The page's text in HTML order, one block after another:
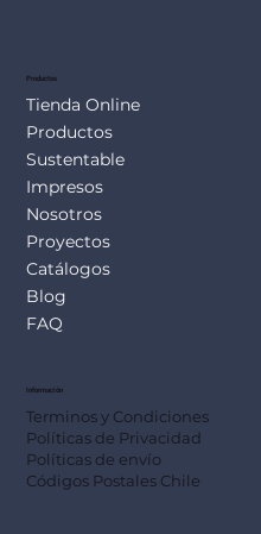
Productos
Tienda Online
Productos
Sustentable
Impresos
Nosotros
Proyectos
Catálogos
Blog
FAQ
Información
Terminos y Condiciones
Políticas de Privacidad
Políticas de envío
Códigos Postales Chile